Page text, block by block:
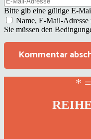
Bitte gib eine gültige E-
Name, E-Mail-Adresse
Sie müssen den
Kommentar
*